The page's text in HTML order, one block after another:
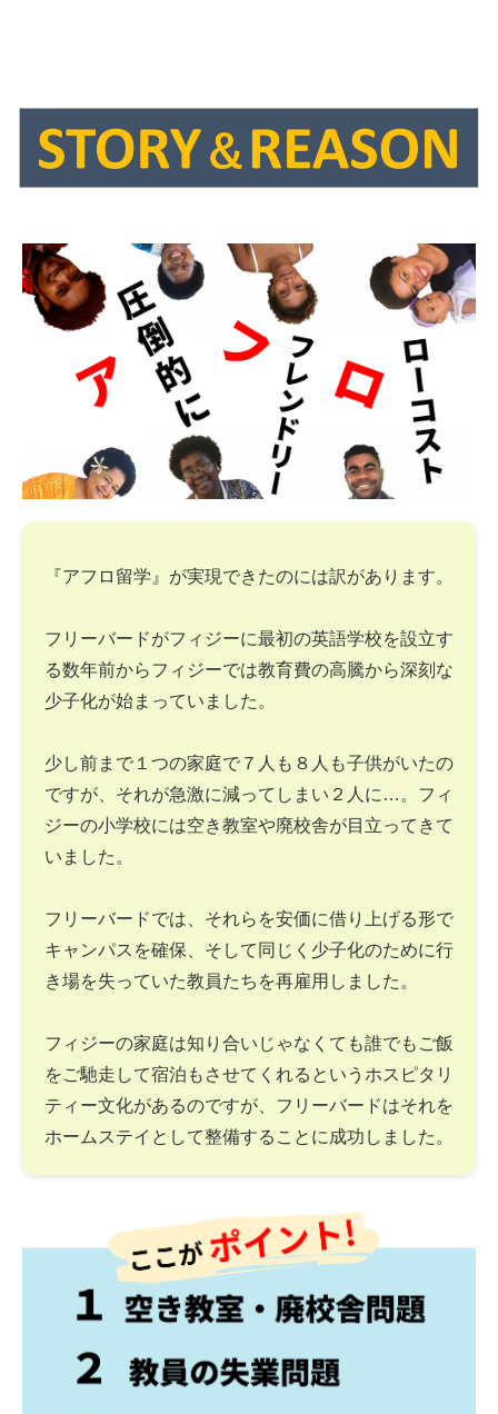
『アフロ留学』が実現できたのには訳があります。
フリーバードがフィジーに最初の英語学校を設立す
る数年前からフィジーでは教育費の高騰から深刻な
少子化が始まっていました。
少し前まで１つの家庭で７人も８人も子供がいたの
ですが、それが急激に減ってしまい２人に…。フィ
ジーの小学校には空き教室や廃校舎が目立ってきて
いました。
フリーバードでは、それらを安価に借り上げる形で
キャンパスを確保、そして同じく少子化のために行
き場を失っていた教員たちを再雇用しました。
フィジーの家庭は知り合いじゃなくても誰でもご飯
をご馳走して宿泊もさせてくれるというホスピタリ
ティー文化があるのですが、フリーバードはそれを
ホームステイとして整備することに成功しました。